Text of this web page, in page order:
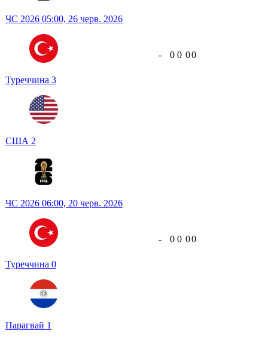
ЧС 2026 05:00, 26 черв. 2026
Туреччина 3
США 2
- 0 0 00
ЧС 2026 06:00, 20 черв. 2026
Туреччина 0
Парагвай 1
- 0 0 00